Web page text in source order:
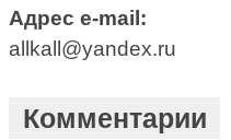
Адрес e-mail:
allkall@yandex.ru
Комментарии